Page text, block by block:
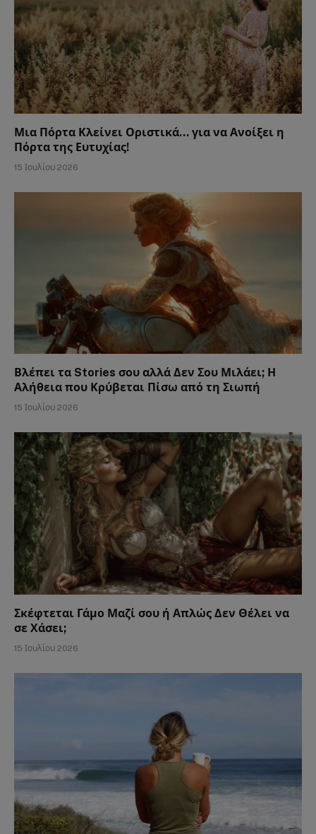
Μια Πόρτα Κλείνει Οριστικά… για να Ανοίξει η
Πόρτα της Ευτυχίας!
15 Ιουλίου 2026
Βλέπει τα Stories σου αλλά Δεν Σου Μιλάει; Η
Αλήθεια που Κρύβεται Πίσω από τη Σιωπή
15 Ιουλίου 2026
Σκέφτεται Γάμο Μαζί σου ή Απλώς Δεν Θέλει να
σε Χάσει;
15 Ιουλίου 2026